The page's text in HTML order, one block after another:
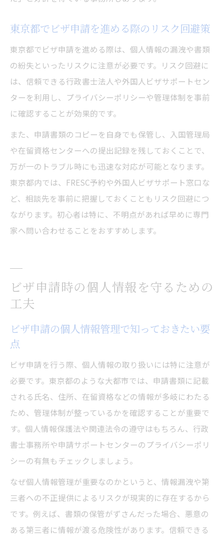
東京都でビザ申請を進める際のリスク回避策
東京都でビザ申請を進める際は、個人情報の漏洩や書類
の紛失といったリスクに注意が必要です。リスク回避に
は、信頼できる行政書士法人や外国人ビザサポートセン
ターを利用し、プライバシーポリシーや管理体制を事前
に確認することが効果的です。
また、申請書類のコピーを自身でも保管し、入国管理局
や在留資格センターへの提出記録を残しておくことで、
万が一のトラブル時にも迅速な対応が可能となります。
東京都内では、FRESC予約や外国人ビザサポート窓口な
ど、相談先を事前に把握しておくこともリスク回避につ
ながります。初心者は特に、不明点があれば早めに専門
家へ問い合わせることをおすすめします。
ビザ申請時の個人情報を守るための
工夫
ビザ申請の個人情報管理で知っておきたい要
点
ビザ申請を行う際、個人情報の取り扱いには特に注意が
必要です。東京都のような大都市では、申請書類に記載
される氏名、住所、在留資格などの情報が多岐にわたる
ため、管理体制が整っているかを確認することが重要で
す。個人情報保護法や関連法令の遵守はもちろん、行政
書士事務所や申請サポートセンターのプライバシーポリ
シーの有無もチェックしましょう。
なぜ個人情報管理が重要なのかというと、情報漏洩や第
三者への不正提供によるリスクが現実的に存在するから
です。例えば、書類の保管がずさんだった場合、悪意の
ある第三者に情報が渡る危険性があります。信頼できる